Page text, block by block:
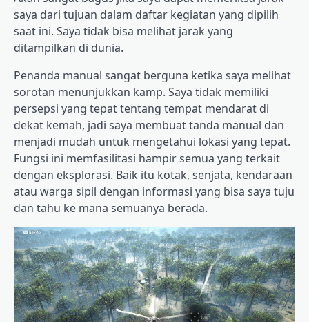
saya dari tujuan dalam daftar kegiatan yang dipilih
saat ini. Saya tidak bisa melihat jarak yang
ditampilkan di dunia.
Penanda manual sangat berguna ketika saya melihat
sorotan menunjukkan kamp. Saya tidak memiliki
persepsi yang tepat tentang tempat mendarat di
dekat kemah, jadi saya membuat tanda manual dan
menjadi mudah untuk mengetahui lokasi yang tepat.
Fungsi ini memfasilitasi hampir semua yang terkait
dengan eksplorasi. Baik itu kotak, senjata, kendaraan
atau warga sipil dengan informasi yang bisa saya tuju
dan tahu ke mana semuanya berada.